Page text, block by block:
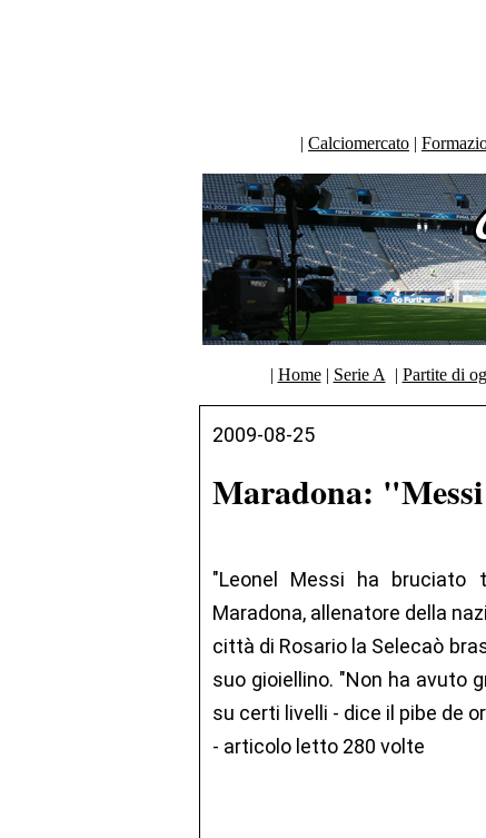
| Calciomercato |
| Home| Serie A | Partite di
2009-08-25
Maradona:
"Leonel Messi ha bruciato
Maradona, allenatore della
città di Rosario la Selecaò
suo gioiellino. "Non ha avuto
su certi livelli - dice il pibe de
- articolo letto 280 volte